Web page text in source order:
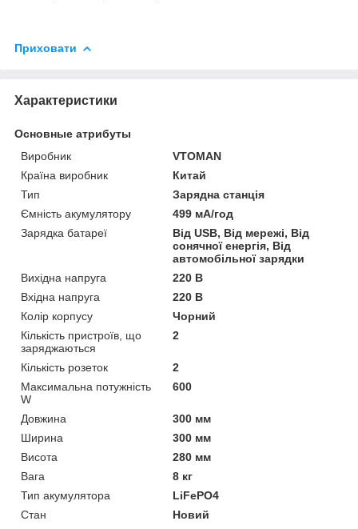
Приховати
Характеристики
Основные атрибуты
Виробник
VTOMAN
Країна виробник
Китай
Тип
Зарядна станція
Ємність акумулятору
499 мА/год
Зарядка батареї
Від USB, Від мережі, Від
сонячної енергія, Від
автомобільної зарядки
Вихідна напруга
220 В
Вхідна напруга
220 В
Колір корпусу
Чорний
Кількість пристроїв, що
заряджаються
2
Кількість розеток
2
Максимальна потужність
W
600
Довжина
300 мм
Ширина
300 мм
Висота
280 мм
Вага
8 кг
Тип акумулятора
LiFePO4
Стан
Новий